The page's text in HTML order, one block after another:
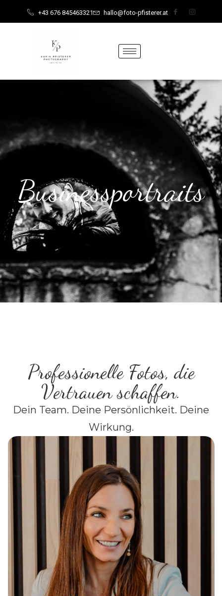
+43 676 845463321 hallo@foto-pfisterer.at
Businessportraits
Professionelle Fotos, die
Vertrauen schaffen.
Dein Team. Deine Persönlichkeit. Deine
Wirkung.